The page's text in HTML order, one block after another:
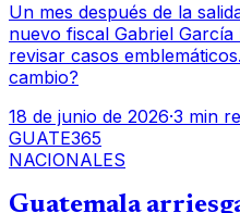
Un mes después de la
nuevo fiscal Gabriel
revisar casos
cambio?
18 de junio de 2026·3 min
GUATE365
NACIONALES
Guatemala